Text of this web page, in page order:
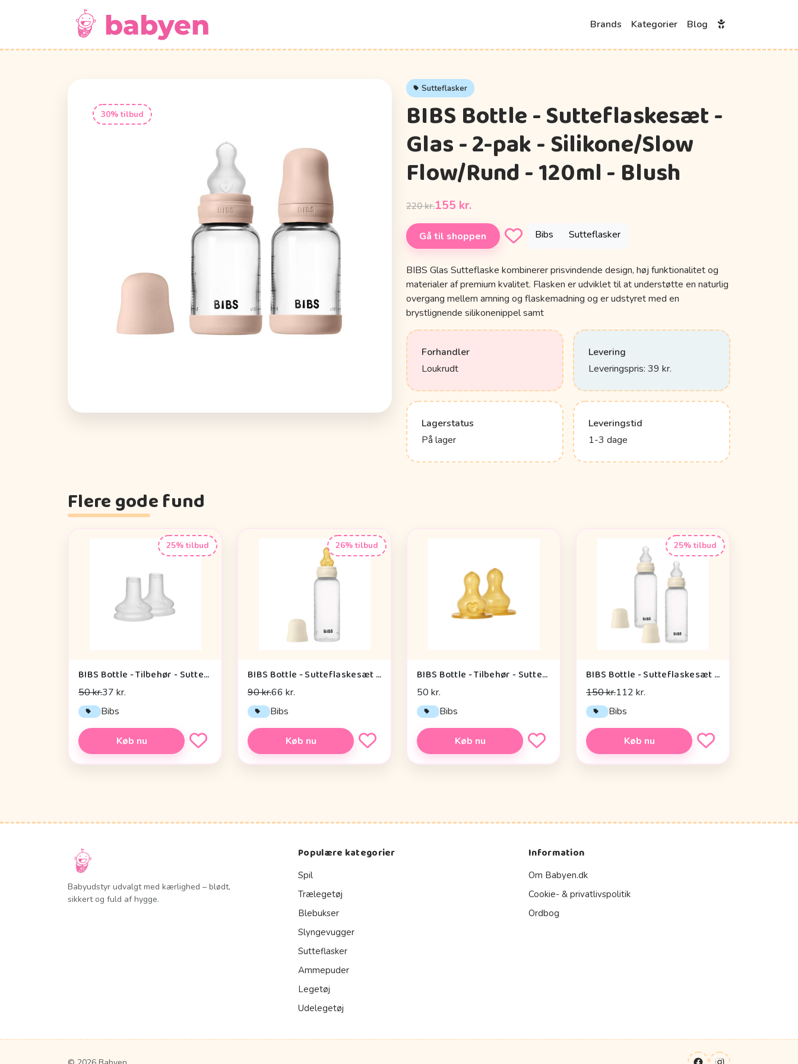
Brands Kategorier Blog
30% tilbud
Sutteflasker
BIBS Bottle - Sutteflaskesæt -
Glas - 2-pak - Silikone/Slow
Flow/Rund - 120ml - Blush
220 kr.155 kr.
Gå til shoppen Bibs Sutteflasker
BIBS Glas Sutteflaske kombinerer prisvindende design, høj funktionalitet og
materialer af premium kvalitet. Flasken er udviklet til at understøtte en naturlig
overgang mellem amning og flaskemadning og er udstyret med en
brystlignende silikonenippel samt
Forhandler
Loukrudt
Levering
Leveringspris: 39 kr.
Lagerstatus
På lager
Leveringstid
1-3 dage
Flere gode fund
25% tilbud
BIBS Bottle - Tilbehør - Suttehoved - Silikone/Sippy - 2-Pak
50 kr.37 kr.
Bibs
Køb nu
26% tilbud
BIBS Bottle - Sutteflaskesæt - Plastik - Naturgummi/Medium Flow/Rund - 270ml - Ivory
90 kr.66 kr.
Bibs
Køb nu
BIBS Bottle - Tilbehør - Suttehoved - Naturgummi/Rund - 2-Pak - Slow Flow
50 kr.
Bibs
Køb nu
25% tilbud
BIBS Bottle - Sutteflaskesæt - Plastik - Silikone/Medium Flow/Rund - 270ml - 2-Pak - Ivory
150 kr.112 kr.
Bibs
Køb nu
Babyudstyr udvalgt med kærlighed – blødt,
sikkert og fuld af hygge.
Populære kategorier
Spil
Trælegetøj
Blebukser
Slyngevugger
Sutteflasker
Ammepuder
Legetøj
Udelegetøj
Information
Om Babyen.dk
Cookie- & privatlivspolitik
Ordbog